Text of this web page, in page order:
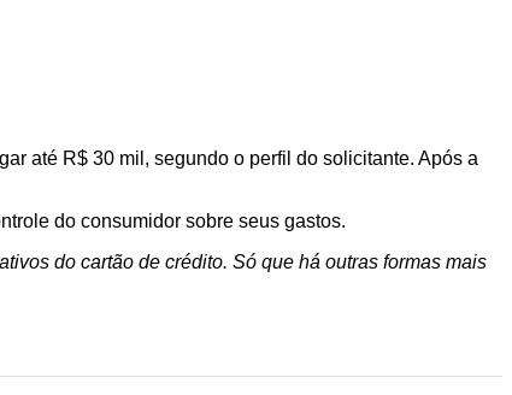
até R$ 30 mil, segundo o perfil do solicitante. Após a
do consumidor sobre seus gastos.
do cartão de crédito. Só que há outras formas mais